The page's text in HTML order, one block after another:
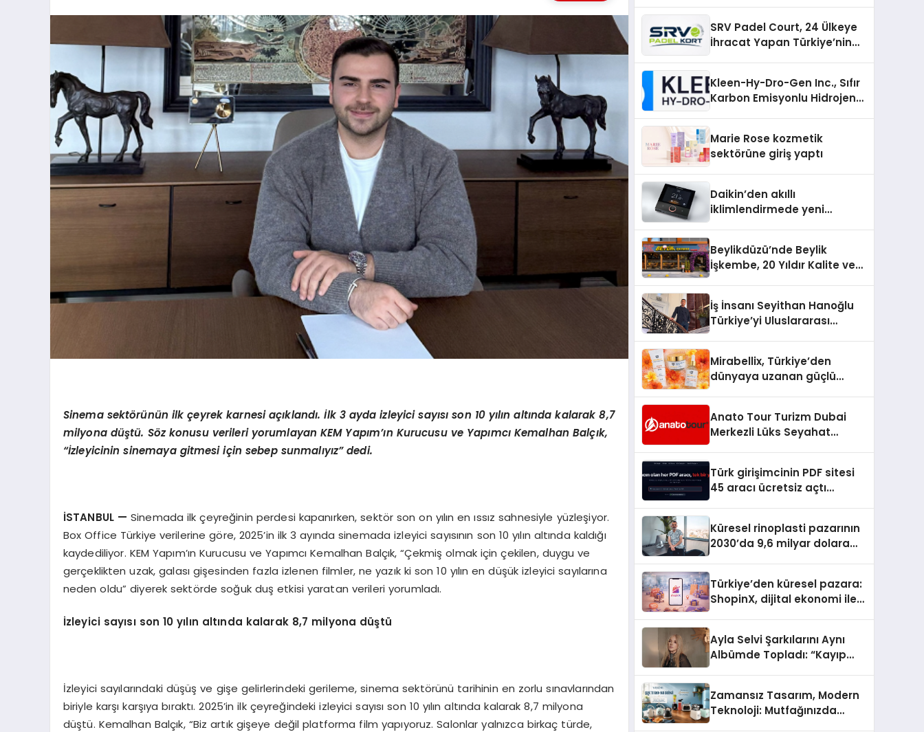
Sinema sektörünün ilk çeyrek karnesi açıklandı. İlk 3 ayda izleyici sayısı son 10 yılın altında kalarak 8,7
milyona düştü. Söz konusu verileri yorumlayan KEM Yapım’ın Kurucusu ve Yapımcı Kemalhan Balçık,
“İzleyicinin sinemaya gitmesi için sebep sunmalıyız” dedi.
İSTANBUL — Sinemada ilk çeyreğinin perdesi kapanırken, sektör son on yılın en ıssız sahnesiyle yüzleşiyor.
Box Office Türkiye verilerine göre, 2025’in ilk 3 ayında sinemada izleyici sayısının son 10 yılın altında kaldığı
kaydediliyor. KEM Yapım’ın Kurucusu ve Yapımcı Kemalhan Balçık, “Çekmiş olmak için çekilen, duygu ve
gerçeklikten uzak, galası gişesinden fazla izlenen filmler, ne yazık ki son 10 yılın en düşük izleyici sayılarına
neden oldu” diyerek sektörde soğuk duş etkisi yaratan verileri yorumladı.
İzleyici sayısı son 10 yılın altında kalarak 8,7 milyona düştü
İzleyici sayılarındaki düşüş ve gişe gelirlerindeki gerileme, sinema sektörünü tarihinin en zorlu sınavlarından
biriyle karşı karşıya bıraktı. 2025’in ilk çeyreğindeki izleyici sayısı son 10 yılın altında kalarak 8,7 milyona
düştü. Kemalhan Balçık, “Biz artık gişeye değil platforma film yapıyoruz. Salonlar yalnızca birkaç türde,
SRV Padel Court, 24 Ülkeye
İhracat Yapan Türkiye’nin
Kleen-Hy-Dro-Gen Inc., Sıfır
Karbon Emisyonlu Hidrojen
Aldı
Marie Rose kozmetik
sektörüne giriş yaptı
Daikin’den akıllı
iklimlendirmede yeni
Beylikdüzü’nde Beylik
İşkembe, 20 Yıldır Kalite ve
İş İnsanı Seyithan Hanoğlu
Türkiye’yi Uluslararası
Mirabellix, Türkiye’den
dünyaya uzanan güçlü
Anato Tour Turizm Dubai
Merkezli Lüks Seyahat
Türk girişimcinin PDF sitesi
45 aracı ücretsiz açtı
Küresel rinoplasti pazarının
2030’da 9,6 milyar dolara
Türkiye’den küresel pazara:
ShopinX, dijital ekonomi ile
Ayla Selvi Şarkılarını Aynı
Albümde Topladı: “Kayıp
Zamansız Tasarım, Modern
Teknoloji: Mutfağınızda